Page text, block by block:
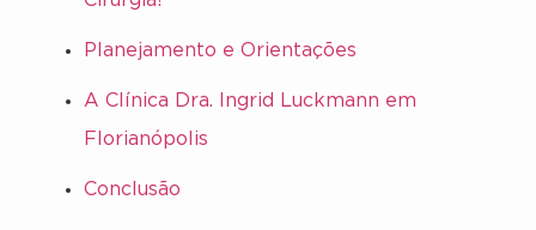
Planejamento e Orientações
A Clínica Dra. Ingrid Luckmann em
Florianópolis
Conclusão